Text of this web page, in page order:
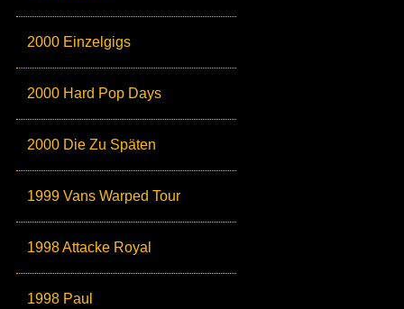
2000 Einzelgigs
2000 Hard Pop Days
2000 Die Zu Späten
1999 Vans Warped Tour
1998 Attacke Royal
1998 Paul